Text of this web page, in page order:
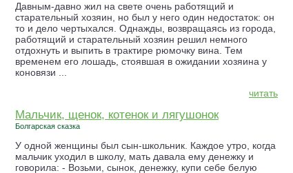
Давным-давно жил на свете очень работящий и
старательный хозяин, но был у него один недостаток: он
то и дело чертыхался. Однажды, возвращаясь из города,
работящий и старательный хозяин решил немного
отдохнуть и выпить в трактире рюмочку вина. Тем
временем его лошадь, стоявшая в ожидании хозяина у
коновязи ...
читать
Мальчик, щенок, котенок и лягушонок
Болгарская сказка
У одной женщины был сын-школьник. Каждое утро, когда
мальчик уходил в школу, мать давала ему денежку и
говорила: - Возьми, сынок, денежку, купи себе белую